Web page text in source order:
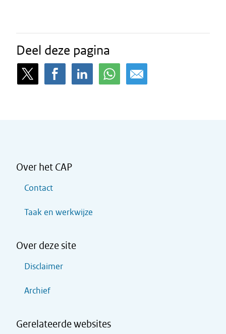
Deel deze pagina
Over het CAP
Contact
Taak en werkwijze
Over deze site
Disclaimer
Archief
Gerelateerde websites